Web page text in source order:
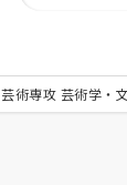
芸術専攻 芸術学・